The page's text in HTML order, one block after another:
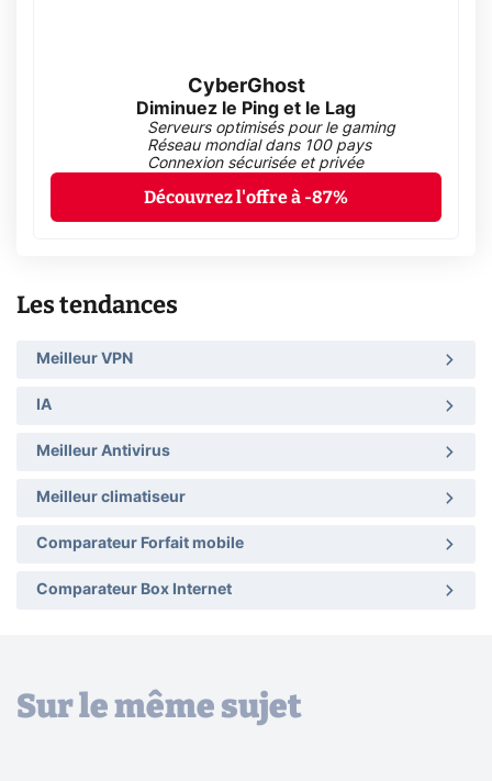
CyberGhost
Diminuez le Ping et le Lag
Serveurs optimisés pour le gaming
Réseau mondial dans 100 pays
Connexion sécurisée et privée
Découvrez l'offre à -87%
Les tendances
Meilleur VPN
IA
Meilleur Antivirus
Meilleur climatiseur
Comparateur Forfait mobile
Comparateur Box Internet
Sur le même sujet